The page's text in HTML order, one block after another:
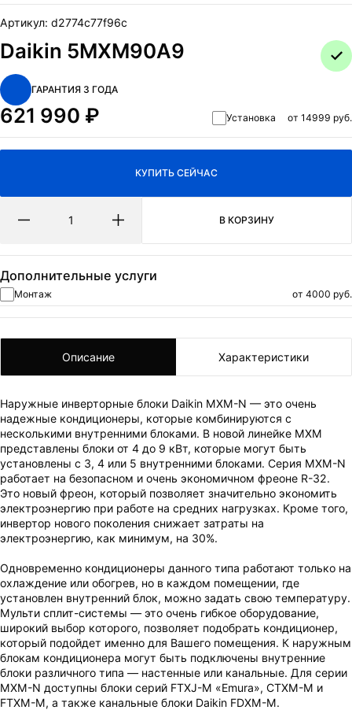
Артикул: d2774c77f96c
Daikin 5MXM90A9
ГАРАНТИЯ 3 ГОДА
621 990 ₽ Установка от 14999 руб.
КУПИТЬ СЕЙЧАС
В КОРЗИНУ
Дополнительные услуги
Монтаж от 4000 руб.
Описание Характеристики
Наружные инверторные блоки Daikin MXM-N — это очень
надежные кондиционеры, которые комбинируются с
несколькими внутренними блоками. В новой линейке MXM
представлены блоки от 4 до 9 кВт, которые могут быть
установлены с 3, 4 или 5 внутренними блоками. Серия MXM-N
работает на безопасном и очень экономичном фреоне R-32.
Это новый фреон, который позволяет значительно экономить
электроэнергию при работе на средних нагрузках. Кроме того,
инвертор нового поколения снижает затраты на
электроэнергию, как минимум, на 30%.
Одновременно кондиционеры данного типа работают только на
охлаждение или обогрев, но в каждом помещении, где
установлен внутренний блок, можно задать свою температуру.
Мульти сплит-системы — это очень гибкое оборудование,
широкий выбор которого, позволяет подобрать кондиционер,
который подойдет именно для Вашего помещения. К наружным
блокам кондиционера могут быть подключены внутренние
блоки различного типа — настенные или канальные. Для серии
MXM-N доступны блоки серий FTXJ-M «Emura», CTXM-M и
FTXM-M, а также канальные блоки Daikin FDXM-M.
Нажимая на кнопку Отправить я даю согласие на обработку
персональных данныхиполитикa конфиденциальности.
ВАШ ЗАКАЗ УСПЕШНО ОФОРМЛЕН!
ЧТО-ТО ПОШЛО НЕ ТАК!
Пожалуйста повторите попытку позже.